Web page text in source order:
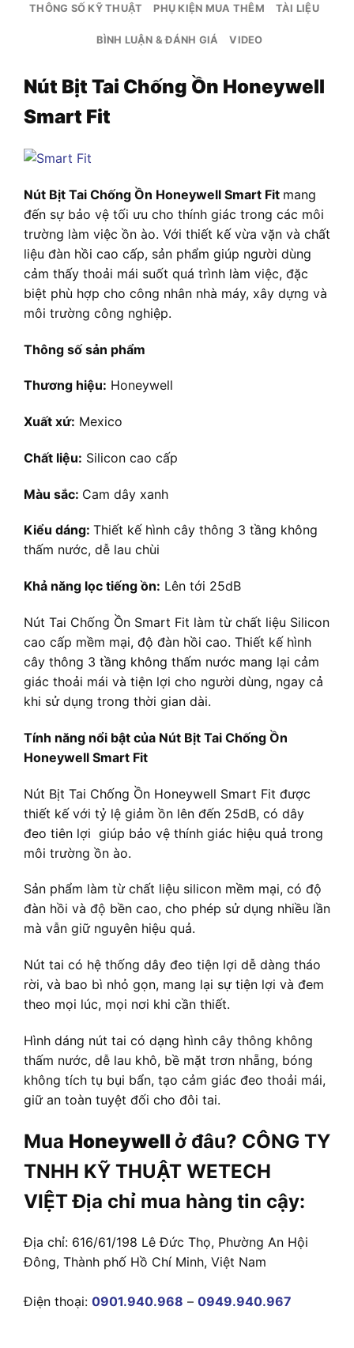
THÔNG SỐ KỸ THUẬT PHỤ KIỆN MUA THÊM TÀI LIỆU
BÌNH LUẬN & ĐÁNH GIÁ VIDEO
Nút Bịt Tai Chống Ồn Honeywell
Smart Fit
Nút Bịt Tai Chống Ồn Honeywell Smart Fit mang
đến sự bảo vệ tối ưu cho thính giác trong các môi
trường làm việc ồn ào. Với thiết kế vừa vặn và chất
liệu đàn hồi cao cấp, sản phẩm giúp người dùng
cảm thấy thoải mái suốt quá trình làm việc, đặc
biệt phù hợp cho công nhân nhà máy, xây dựng và
môi trường công nghiệp.
Thông số sản phẩm
Thương hiệu: Honeywell
Xuất xứ: Mexico
Chất liệu: Silicon cao cấp
Màu sắc: Cam dây xanh
Kiểu dáng: Thiết kế hình cây thông 3 tầng không
thấm nước, dễ lau chùi
Khả năng lọc tiếng ồn: Lên tới 25dB
Nút Tai Chống Ồn Smart Fit làm từ chất liệu Silicon
cao cấp mềm mại, độ đàn hồi cao. Thiết kế hình
cây thông 3 tầng không thấm nước mang lại cảm
giác thoải mái và tiện lợi cho người dùng, ngay cả
khi sử dụng trong thời gian dài.
Tính năng nổi bật của Nút Bịt Tai Chống Ồn
Honeywell Smart Fit
Nút Bịt Tai Chống Ồn Honeywell Smart Fit được
thiết kế với tỷ lệ giảm ồn lên đến 25dB, có dây
đeo tiên lợi giúp bảo vệ thính giác hiệu quả trong
môi trường ồn ào.
Sản phẩm làm từ chất liệu silicon mềm mại, có độ
đàn hồi và độ bền cao, cho phép sử dụng nhiều lần
mà vẫn giữ nguyên hiệu quả.
Nút tai có hệ thống dây đeo tiện lợi dễ dàng tháo
rời, và bao bì nhỏ gọn, mang lại sự tiện lợi và đem
theo mọi lúc, mọi nơi khi cần thiết.
Hình dáng nút tai có dạng hình cây thông không
thấm nước, dễ lau khô, bề mặt trơn nhẵng, bóng
không tích tụ bụi bẩn, tạo cảm giác đeo thoải mái,
giữ an toàn tuyệt đối cho đôi tai.
Mua Honeywell ở đâu? CÔNG TY
TNHH KỸ THUẬT WETECH
VIỆT Địa chỉ mua hàng tin cậy:
Địa chỉ: 616/61/198 Lê Đức Thọ, Phường An Hội
Đông, Thành phố Hồ Chí Minh, Việt Nam
Điện thoại: 0901.940.968 – 0949.940.967